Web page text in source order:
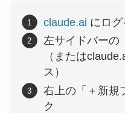
claude.ai にログ
左サイドバーの
（または
ス）
右上の「＋新規
ク